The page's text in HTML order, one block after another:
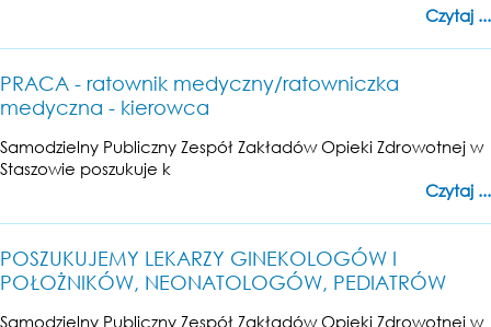
Czytaj ...
PRACA - ratownik medyczny/ratowniczka
medyczna - kierowca
Samodzielny Publiczny Zespół Zakładów Opieki Zdrowotnej w
Staszowie poszukuje k
Czytaj ...
POSZUKUJEMY LEKARZY GINEKOLOGÓW I
POŁOŻNIKÓW, NEONATOLOGÓW, PEDIATRÓW
Samodzielny Publiczny Zespół Zakładów Opieki Zdrowotnej w